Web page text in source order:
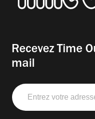
Recevez Time
mail
Entrez
votre
adresse